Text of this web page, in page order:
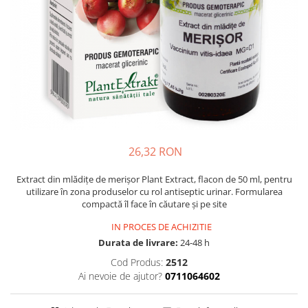
Omega 3
Par si unghii
Probiotice si prebiotice
Sanatate urinara
Slabire si control greutate
Supliment Calciu
Supliment Complexe
Supliment Vitamina B
Ingrijire par
Balsam masca si tratament
Produse cu SPF Pentru Fata
Repelenti insecte
26,32 RON
Extract din mlădițe de merișor Plant Extract, flacon de 50 ml, pentru
utilizare în zona produselor cu rol antiseptic urinar. Formularea
compactă îl face în căutare și pe site
IN PROCES DE ACHIZITIE
Durata de livrare: 24-48 h
Cod Produs: 2512
Ai nevoie de ajutor? 0711064602